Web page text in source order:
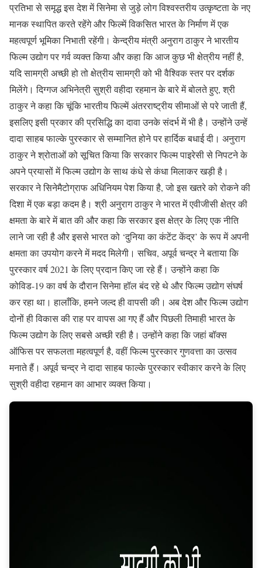
प्रतिभा से समृद्ध इस देश में सिनेमा से जुड़े लोग विश्वस्तरीय उत्कृष्टता के नए
मानक स्थापित करते रहेंगे और फिल्में विकसित भारत के निर्माण में एक
महत्वपूर्ण भूमिका निभाती रहेंगी। केन्द्रीय मंत्री अनुराग ठाकुर ने भारतीय
फिल्म उद्योग पर गर्व व्यक्त किया और कहा कि आज कुछ भी क्षेत्रीय नहीं है,
यदि सामग्री अच्छी हो तो क्षेत्रीय सामग्री को भी वैश्विक स्तर पर दर्शक
मिलेंगे। दिग्गज अभिनेत्री सुश्री वहीदा रहमान के बारे में बोलते हुए, श्री
ठाकुर ने कहा कि चूंकि भारतीय फिल्में अंतरराष्ट्रीय सीमाओं से परे जाती हैं,
इसलिए इसी प्रकार की प्रसिद्धि का दावा उनके संदर्भ में भी है। उन्होंने उन्हें
दादा साहब फाल्के पुरस्कार से सम्मानित होने पर हार्दिक बधाई दी। अनुराग
ठाकुर ने श्रोताओं को सूचित किया कि सरकार फिल्म पाइरेसी से निपटने के
अपने प्रयासों में फिल्म उद्योग के साथ कंधे से कंधा मिलाकर खड़ी है।
सरकार ने सिनेमैटोग्राफ अधिनियम पेश किया है, जो इस खतरे को रोकने की
दिशा में एक बड़ा कदम है। श्री अनुराग ठाकुर ने भारत में एवीजीसी क्षेत्र की
क्षमता के बारे में बात की और कहा कि सरकार इस क्षेत्र के लिए एक नीति
लाने जा रही है और इससे भारत को ‘दुनिया का कंटेंट केंद्र’ के रूप में अपनी
क्षमता का उपयोग करने में मदद मिलेगी। सचिव, अपूर्व चन्द्र ने बताया कि
पुरस्कार वर्ष 2021 के लिए प्रदान किए जा रहे हैं। उन्होंने कहा कि
कोविड-19 का वर्ष के दौरान सिनेमा हॉल बंद रहे थे और फिल्म उद्योग संघर्ष
कर रहा था। हालाँकि, हमने जल्द ही वापसी की। अब देश और फिल्म उद्योग
दोनों ही विकास की राह पर वापस आ गए हैं और पिछली तिमाही भारत के
फिल्म उद्योग के लिए सबसे अच्छी रही है। उन्होंने कहा कि जहां बॉक्स
ऑफिस पर सफलता महत्वपूर्ण है, वहीं फिल्म पुरस्कार गुणवत्ता का उत्सव
मनाते हैं। अपूर्व चन्द्र ने दादा साहब फाल्के पुरस्कार स्वीकार करने के लिए
सुश्री वहीदा रहमान का आभार व्यक्त किया।